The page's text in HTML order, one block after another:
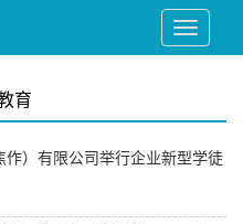
育
）有限公司举行企业新型学徒